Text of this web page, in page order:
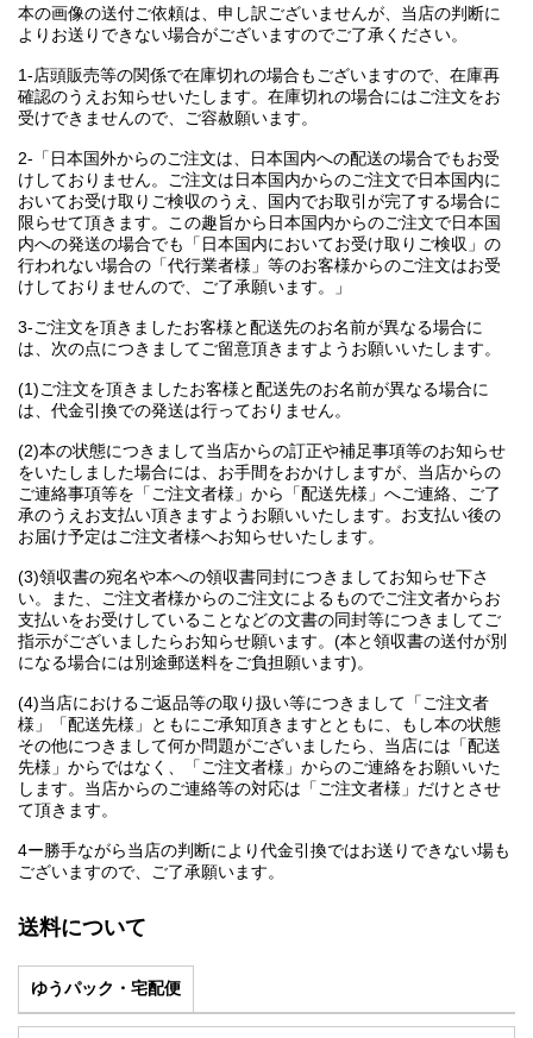
本の画像の送付ご依頼は、申し訳ございませんが、当店の判断に
よりお送りできない場合がございますのでご了承ください。
1-店頭販売等の関係で在庫切れの場合もございますので、在庫再
確認のうえお知らせいたします。在庫切れの場合にはご注文をお
受けできませんので、ご容赦願います。
2-「日本国外からのご注文は、日本国内への配送の場合でもお受
けしておりません。ご注文は日本国内からのご注文で日本国内に
おいてお受け取りご検収のうえ、国内でお取引が完了する場合に
限らせて頂きます。この趣旨から日本国内からのご注文で日本国
内への発送の場合でも「日本国内においてお受け取りご検収」の
行われない場合の「代行業者様」等のお客様からのご注文はお受
けしておりませんので、ご了承願います。」
3-ご注文を頂きましたお客様と配送先のお名前が異なる場合に
は、次の点につきましてご留意頂きますようお願いいたします。
(1)ご注文を頂きましたお客様と配送先のお名前が異なる場合に
は、代金引換での発送は行っておりません。
(2)本の状態につきまして当店からの訂正や補足事項等のお知らせ
をいたしました場合には、お手間をおかけしますが、当店からの
ご連絡事項等を「ご注文者様」から「配送先様」へご連絡、ご了
承のうえお支払い頂きますようお願いいたします。お支払い後の
お届け予定はご注文者様へお知らせいたします。
(3)領収書の宛名や本への領収書同封につきましてお知らせ下さ
い。また、ご注文者様からのご注文によるものでご注文者からお
支払いをお受けしていることなどの文書の同封等につきましてご
指示がございましたらお知らせ願います。(本と領収書の送付が別
になる場合には別途郵送料をご負担願います)。
(4)当店におけるご返品等の取り扱い等につきまして「ご注文者
様」「配送先様」ともにご承知頂きますとともに、もし本の状態
その他につきまして何か問題がございましたら、当店には「配送
先様」からではなく、「ご注文者様」からのご連絡をお願いいた
します。当店からのご連絡等の対応は「ご注文者様」だけとさせ
て頂きます。
4ー勝手ながら当店の判断により代金引換ではお送りできない場も
ございますので、ご了承願います。
送料について
ゆうパック・宅配便